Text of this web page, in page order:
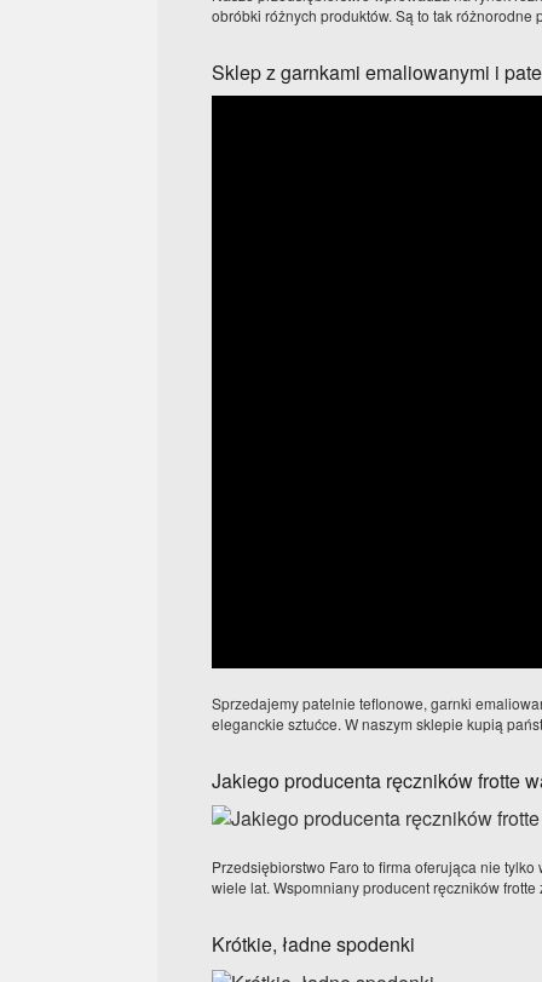
obróbki różnych produktów. Są to tak różnorodne
Sklep z garnkami emaliowanymi i
Sprzedajemy patelnie teflonowe, garnki
eleganckie sztućce. W naszym sklepie kupią
Jakiego producenta ręczników frotte
Przedsiębiorstwo Faro to firma oferująca nie
wiele lat. Wspomniany producent ręczników
Krótkie, ładne spodenki